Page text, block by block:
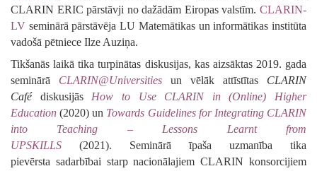
CLARIN ERIC pārstāvji no dažādām Eiropas valstīm. CLARIN-
LV seminārā pārstāvēja LU Matemātikas un informātikas institūta
vadošā pētniece Ilze Auziņa.
Tikšanās laikā tika turpinātas diskusijas, kas aizsāktas 2019. gada
seminārā CLARIN@Universities un vēlāk attīstītas CLARIN
Cafédiskusijās
How to Use CLARIN in (Online) Higher
Education (2020) un Towards Guidelines for Integrating CLARIN
into Teaching – Lessons Learnt from
UPSKILLS
(2021).
Seminārā īpaša uzmanība tika
pievērsta sadarbībai starp nacionālajiem CLARIN konsorcijiem